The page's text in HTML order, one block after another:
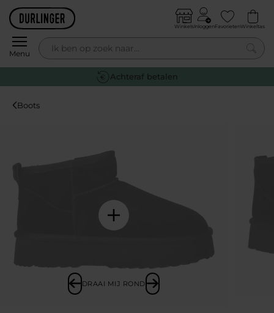
Skip to content
Menu
WinkelsInloggenFavorietenWinkeltas
0
Achteraf betalen
Boots
DRAAI MIJ ROND